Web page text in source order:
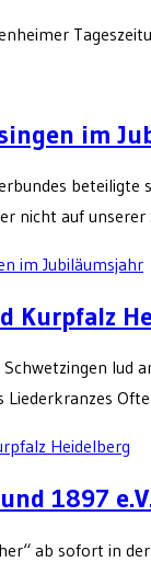
im
nicht auf
im Jubiläumsjahr
Kurpfalz
lud
Heidelberg
1897
ab sofort in